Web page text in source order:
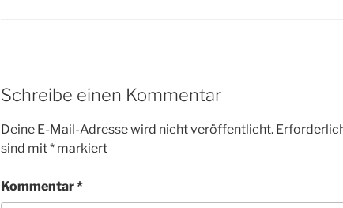
Schreibe einen Kommentar
Deine E-Mail-Adresse wird nicht veröffentlicht.
sind mit* markiert
Kommentar*